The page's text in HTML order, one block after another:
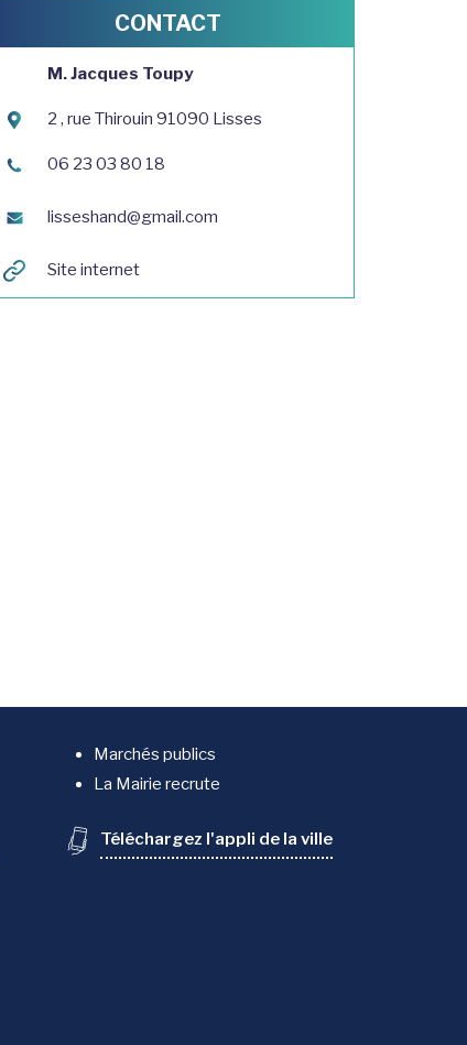
CONTACT
M. Jacques Toupy
2 , rue Thirouin 91090 Lisses
06 23 03 80 18
lisseshand@gmail.com
Site internet
Marchés publics
La Mairie recrute
Téléchargez l'appli de la ville